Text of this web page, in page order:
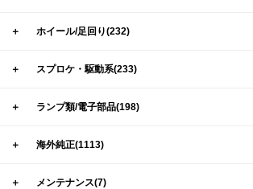
＋ ホイール/足回り(232)
＋ スプロケ・駆動系(233)
＋ ランプ類/電子部品(198)
＋ 海外純正(1113)
＋ メンテナンス(7)